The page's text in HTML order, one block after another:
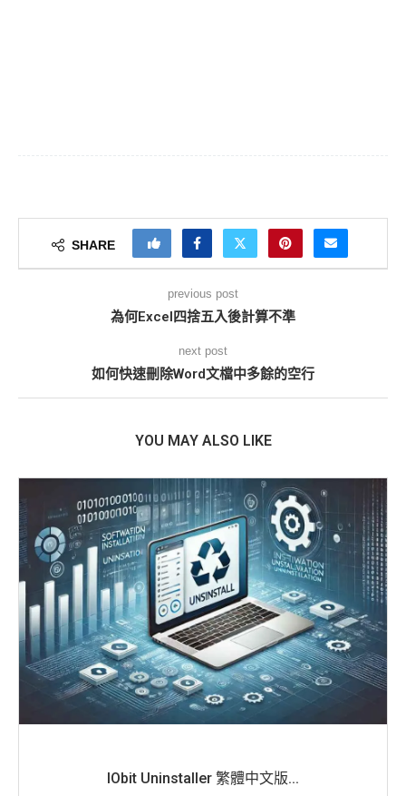
SHARE
previous post
為何Excel四捨五入後計算不準
next post
如何快速刪除Word文檔中多餘的空行
YOU MAY ALSO LIKE
IObit Uninstaller 繁體中文版...